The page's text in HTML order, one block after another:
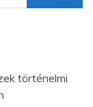
történelmi